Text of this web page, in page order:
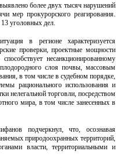
более двух тысяч нарушений
мер прокурорского реагирования.
уголовных дел.
в регионе характеризуется
проверки, проектные мощности
несанкционированному
слоя почвы, массовым
в том числе в судебном порядке,
рационального использования и
нелегальной торговли, посредством
мира, в том числе занесенных в
подчеркнул, что, осознавая
природоохранных территорий,
власти, территориальными и